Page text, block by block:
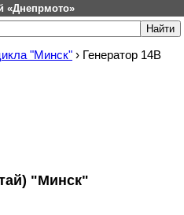
«Днепрмото»
"Минск" › Генератор 14В
"Минск"